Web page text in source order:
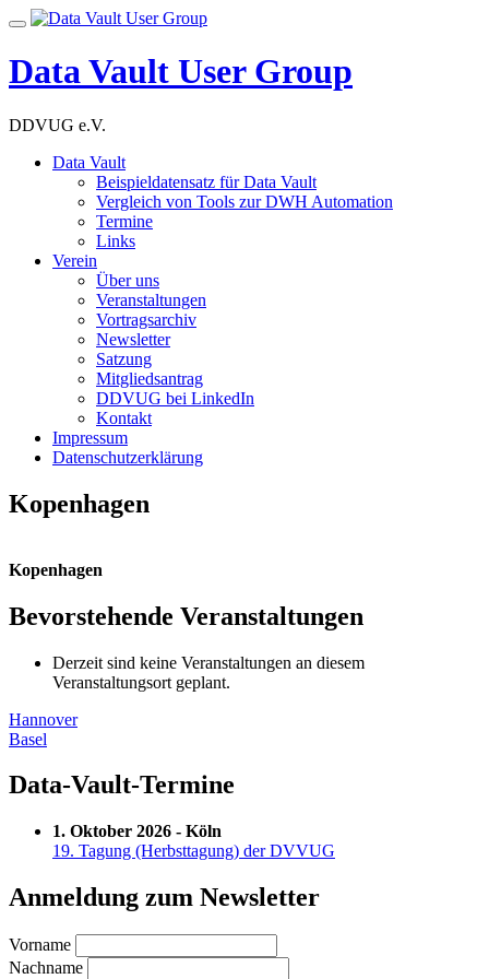
Skip
content
Toggle
Data Vault User Group
DDVUG e.V.
Data Vault
Beispieldatensatz für Data Vault
Vergleich von Tools zur DWH Automation
Termine
Links
Verein
Über uns
Veranstaltungen
Vortragsarchiv
Newsletter
Satzung
Mitgliedsantrag
DDVUG bei LinkedIn
Kontakt
Impressum
Datenschutzerklärung
Kopenhagen
Kopenhagen
Bevorstehende Veranstaltungen
Derzeit sind keine Veranstaltungen an diesem
Veranstaltungsort geplant.
Beitragsnavigation
Hannover
Basel
Data-Vault-Termine
1. Oktober 2026 - Köln
19. Tagung (Herbsttagung) der DVVUG
Anmeldung zum Newsletter
Vorname
Nachname